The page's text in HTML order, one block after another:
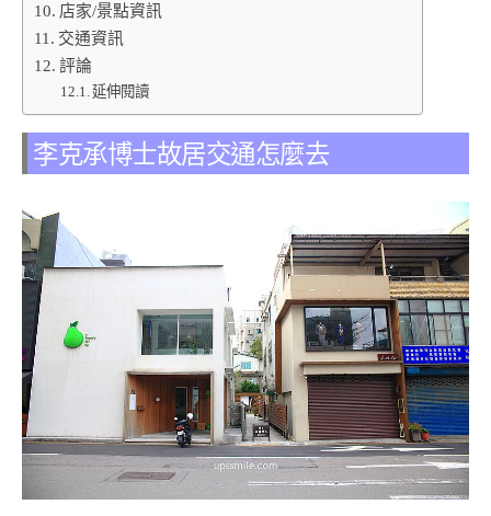
店家/景點資訊
交通資訊
評論
延伸閱讀
李克承博士故居交通怎麼去